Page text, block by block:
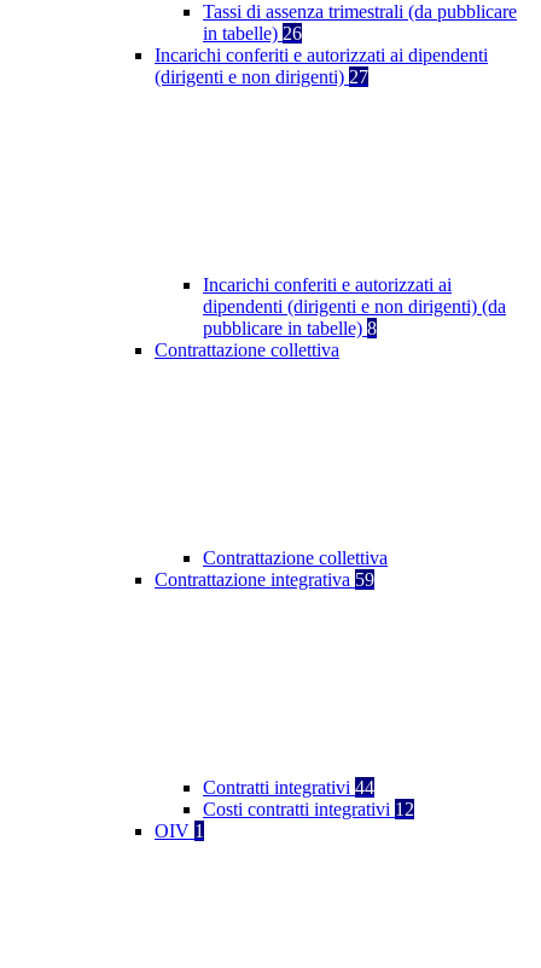
Tassi di assenza trimestrali (da pubblicare
in tabelle) 26
Incarichi conferiti e autorizzati ai dipendenti
(dirigenti e non dirigenti) 27
Incarichi conferiti e autorizzati ai
dipendenti (dirigenti e non dirigenti) (da
pubblicare in tabelle) 8
Contrattazione collettiva
Contrattazione collettiva
Contrattazione integrativa 59
Contratti integrativi 44
Costi contratti integrativi 12
OIV 1